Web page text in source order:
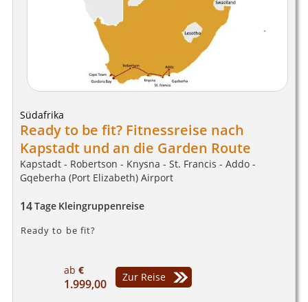
Südafrika
Ready to be fit? Fitnessreise nach
Kapstadt und an die Garden Route
Kapstadt - Robertson - Knysna - St. Francis - Addo -
Gqeberha (Port Elizabeth) Airport
14Tage Kleingruppenreise
Ready to be fit?
ab €
1.999,00 Zur Reise